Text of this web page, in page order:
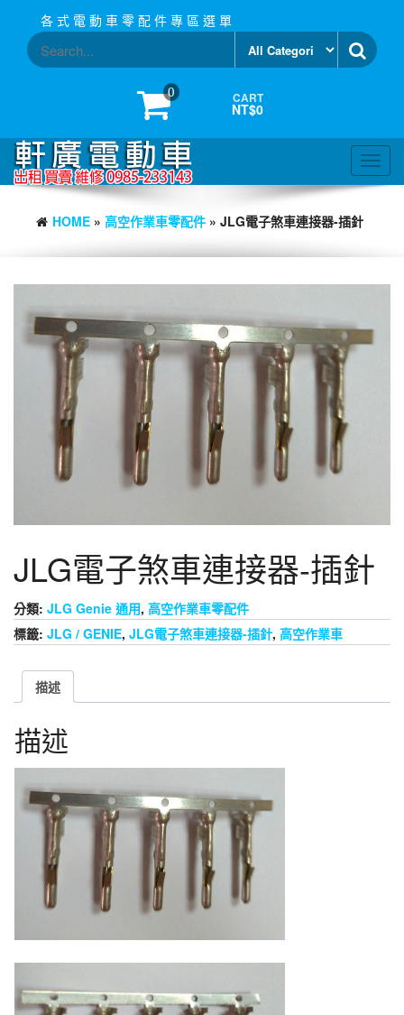
content
各 式 電 動 車 零 配 件 專 區 選 單
0 CART
NT$0
HOME » 高空作業車零配件 » JLG電子煞車連接器-插針
JLG電子煞車連接器-插針
分類: JLG Genie 通用, 高空作業車零配件
標籤: JLG / GENIE, JLG電子煞車連接器-插針, 高空作業車
描述
描述